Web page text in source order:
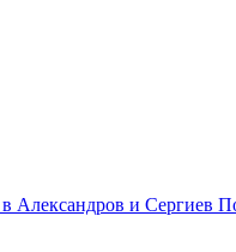
Александров и Сергиев